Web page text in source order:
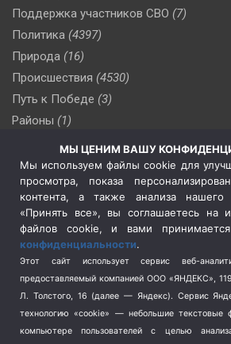
Поддержка участников СВО (7)
Политика (4397)
Природа (16)
Происшествия (4530)
Путь к Победе (3)
Районы (1)
(510)
Сельское хозяйство (3)
Социальная политика
(3)
Спецоперация в Украине
Спецоперация на Украине
(404)
Спорт (740)
Терроризм (1)
Транспорт (262)
Туризм (178)
МЫ ЦЕНИМ ВАШУ
Мы используем файлы cookie для
просмотра, показа
контента, а также анализа
«Принять все», вы соглашаетесь на
файлов cookie, и вами
конфиденциальности.
Этот сайт использует сервис веб-
предоставляемый компанией ООО «ЯНДЕКС»,
Л. Толстого, 16 (далее — Яндекс). Сервис
технологию «cookie» — небольшие
компьютере пользователей с целью